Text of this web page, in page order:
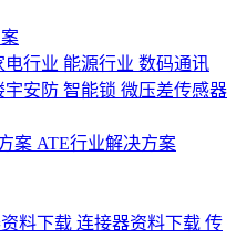
电行业 能源行业 数码通讯
宇安防 智能锁 微压差传感器
案 ATE行业解决方案
料下载 连接器资料下载 传